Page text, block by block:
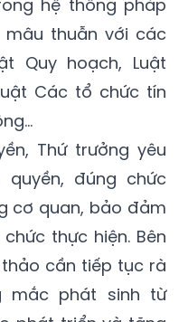
Quy hoạch, Luật
Các tổ chức tín
Thứ trưởng yêu
đúng chức
cơ quan, bảo đảm
thực hiện. Bên
cần tiếp tục rà
mắc phát sinh từ
phát triển và tăng
rà soát, chỉnh lý